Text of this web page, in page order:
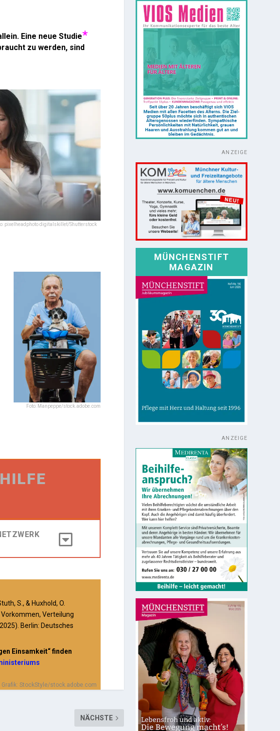
Eine neue Studie*
zu werden, sind
pixelheadphoto digitalskillet/Shutterstock
Foto: Manpeppe/stock.adobe.com
S., & Huxhold, O.
Verteilung
Berlin: Deutsches
Einsamkeit“ finden
Grafik: StockStyle/stock.adobe.com
NÄCHSTE
ANZEIGE
MÜNCHENSTIFT
MAGAZIN
ANZEIGE